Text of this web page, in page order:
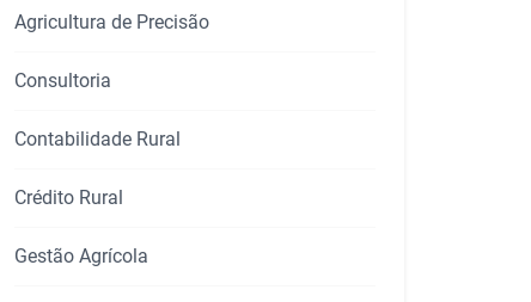
Agricultura de Precisão
Consultoria
Contabilidade Rural
Crédito Rural
Gestão Agrícola